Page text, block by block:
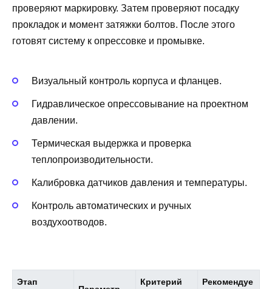
проверяют маркировку. Затем проверяют посадку
прокладок и момент затяжки болтов. После этого
готовят систему к опрессовке и промывке.
Визуальный контроль корпуса и фланцев.
Гидравлическое опрессовывание на проектном
давлении.
Термическая выдержка и проверка
теплопроизводительности.
Калибровка датчиков давления и температуры.
Контроль автоматических и ручных
воздухоотводов.
Этап
Критерий
Рекомендуе